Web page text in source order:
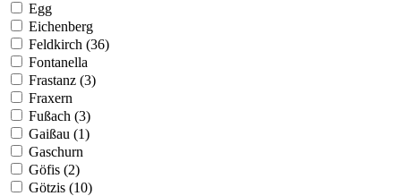
Egg
Eichenberg
Feldkirch (36)
Fontanella
Frastanz (3)
Fraxern
Fußach (3)
Gaißau (1)
Gaschurn
Göfis (2)
Götzis (10)